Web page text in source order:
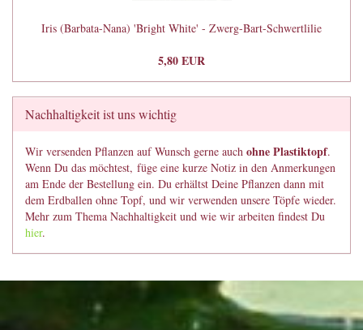
Iris (Barbata-Nana) 'Bright White' - Zwerg-Bart-Schwertlilie
5,80 EUR
Nachhaltigkeit ist uns wichtig
Wir versenden Pflanzen auf Wunsch gerne auch ohne Plastiktopf.
Wenn Du das möchtest, füge eine kurze Notiz in den Anmerkungen
am Ende der Bestellung ein. Du erhältst Deine Pflanzen dann mit
dem Erdballen ohne Topf, und wir verwenden unsere Töpfe wieder.
Mehr zum Thema Nachhaltigkeit und wie wir arbeiten findest Du
hier.